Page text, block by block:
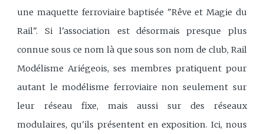
une maquette ferroviaire baptisée "Rêve et Magie du
Rail". Si l'association est désormais presque plus
connue sous ce nom là que sous son nom de club, Rail
Modélisme Ariégeois, ses membres pratiquent pour
autant le modélisme ferroviaire non seulement sur
leur réseau fixe, mais aussi sur des réseaux
modulaires, qu'ils présentent en exposition. Ici, nous